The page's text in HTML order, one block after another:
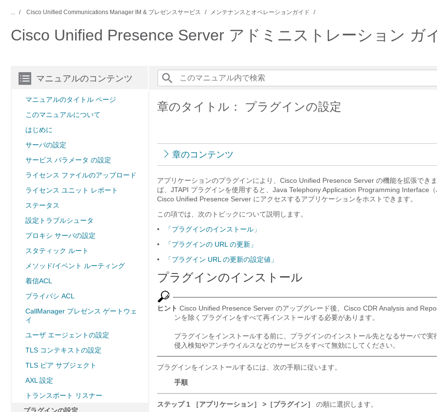
... Cisco Unified Communications Manager IM & プレゼンスサービス メンテナンスとオペレーションガイド
Cisco Unified Presence Server アドミニストレーション ガ
マニュアルのコンテンツ
マニュアルのタイトル ページ
このマニュアルについて
はじめに
サーバの設定
サービス パラメータ の設定
ライセンス ファイルのアップロード
ライセンス ユニット レポート
ステータス
設定トラブルシュータ
プロキシ サーバの設定
スタティック ルート
メソッド/イベント ルーティング
着信ACL
プライバシ ACL
CallManager プレゼンス ゲートウェ
イ
ユーザ エージェントの設定
TLS コンテキストの設定
TLS ピア サブジェクト
AXL 設定
トランスポート リスナー
章のタイトル： プラグインの設定
章のコンテンツ
アプリケーションのプラグインにより、Cisco Unified Presence Server の機能を拡張でき
ば、JTAPI プラグインを使用すると、Java Telephony Application Programming Interface
Cisco Unified Presence Server にアクセスするアプリケーションをホストできます。
この項では、次のトピックについて説明します。
•
「プラグインのインストール」
•
「プラグインの URL の更新」
•
「プラグイン URL の更新の設定値」
プラグインのインストール
ヒント Cisco Unified Presence Server のアップグレード後、Cisco CDR Analysis and
ンを除くプラグインをすべて再インストールする必要があります。
プラグインをインストールする前に、プラグインのインストール先となるサーバで実
侵入検知やアンチウイルスなどのサービスをすべて無効にしてください。
プラグインをインストールするには、次の手順に従います。
手順
ステップ 1 ［アプリケーション］ >［プラグイン］
の順に選択します。